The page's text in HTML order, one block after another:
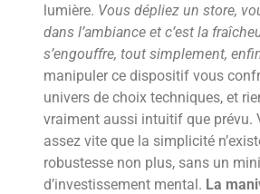
lumière. Vous dépliez un store,
dans l’ambiance et c’est la
s’engouffre, tout simplement,
manipuler ce dispositif vous
univers de choix techniques, et
vraiment aussi intuitif que prévu.
assez vite que la simplicité
robustesse non plus, sans un
d’investissement mental. La